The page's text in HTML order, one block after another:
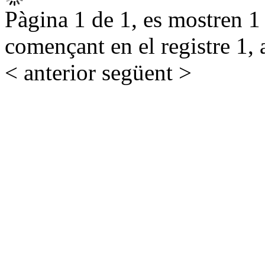
Pàgina 1 de 1, es mostren
començant en el registre 1,
< anterior següent >